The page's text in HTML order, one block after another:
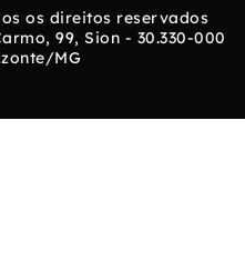
os direitos reservados
99, Sion - 30.330-000
MG